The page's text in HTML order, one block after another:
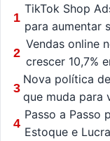
1
TikTok Shop
para aumentar
2
Vendas online
crescer 10,7%
3
Nova política
que muda para
4
Passo a Passo
Estoque e